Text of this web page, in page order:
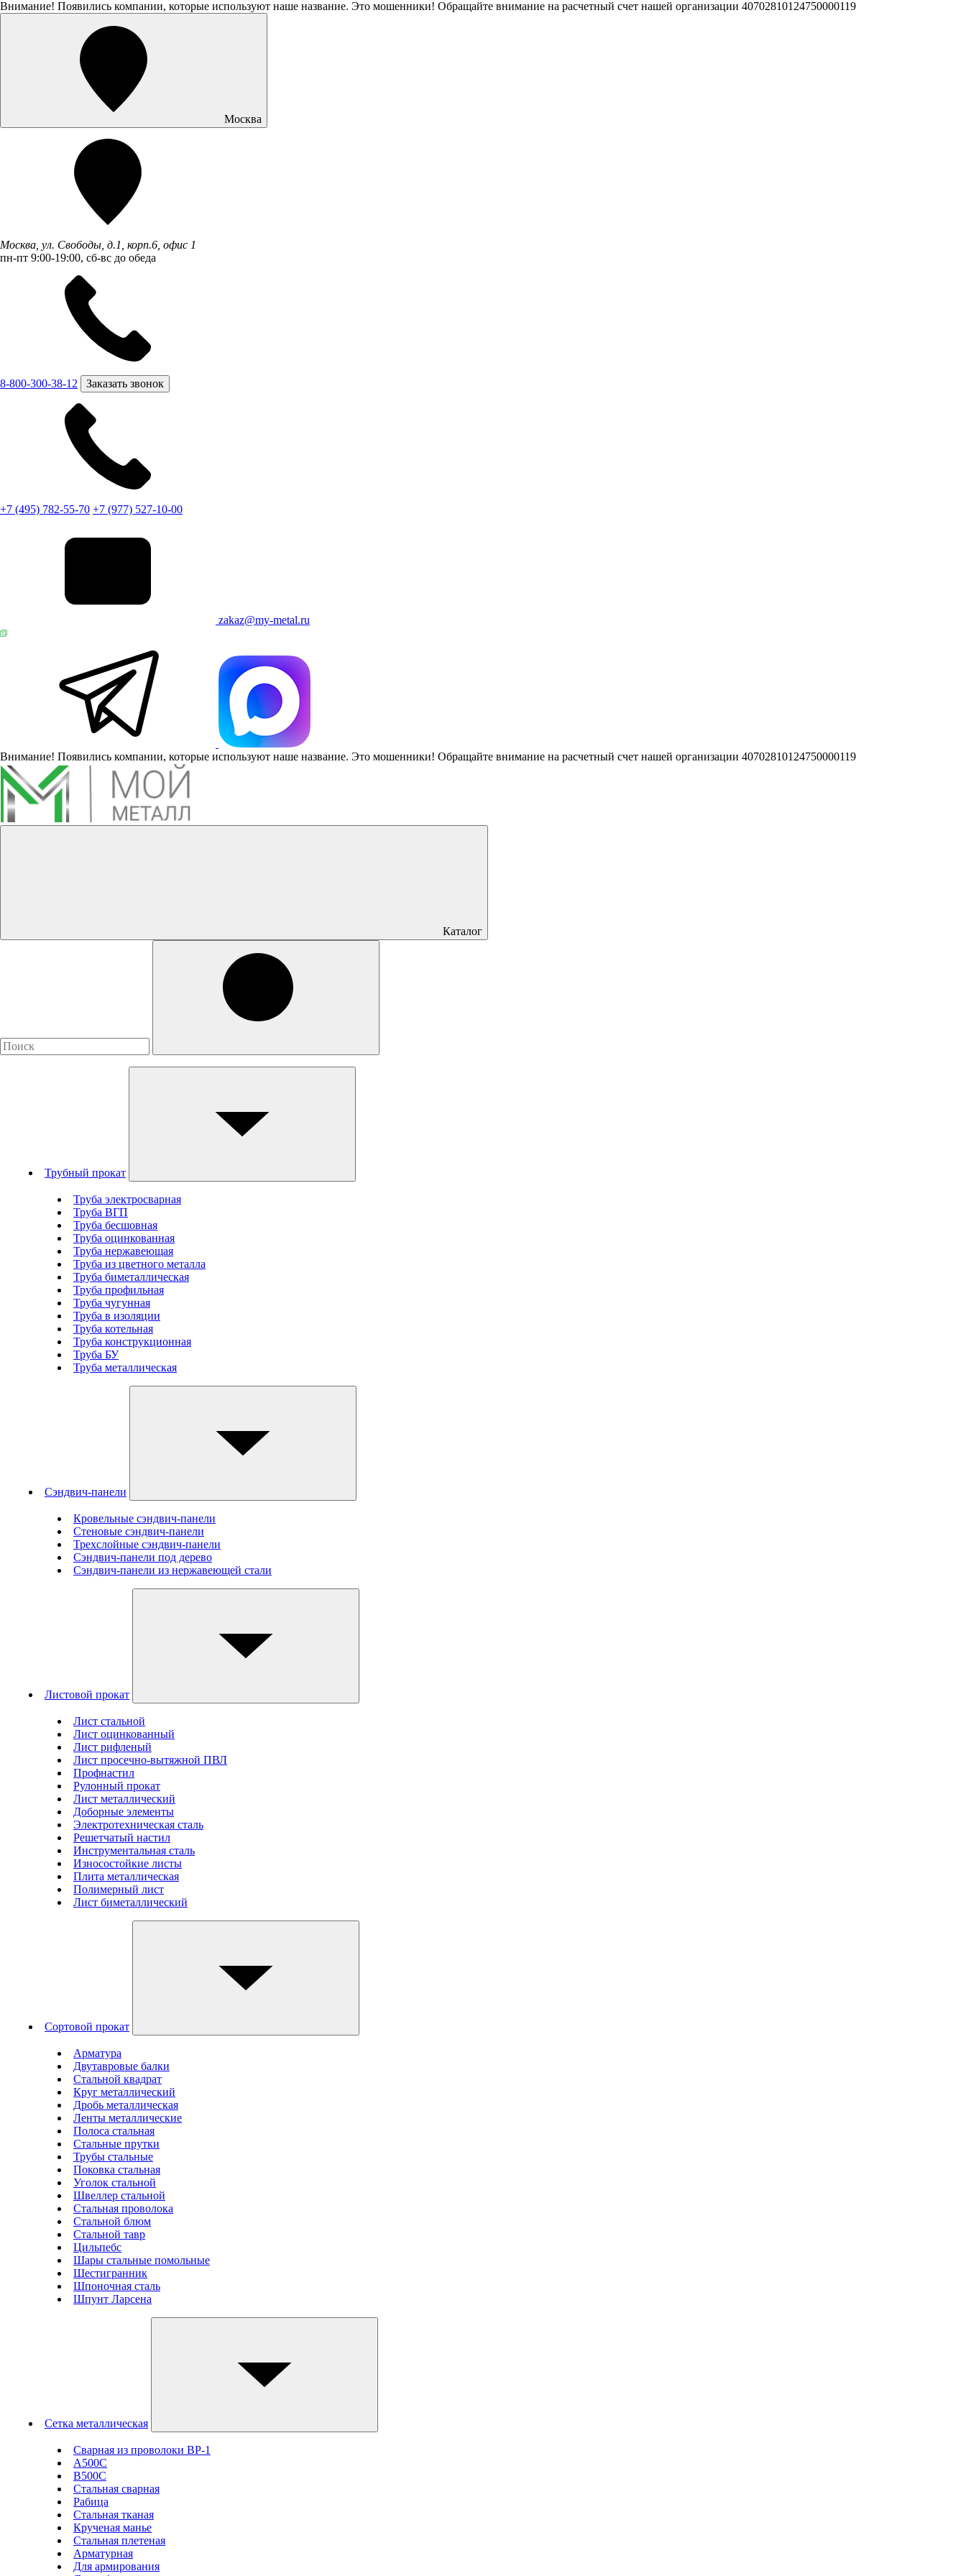
Внимание! Появились компании, которые используют наше название. Это мошенники! Обращайте внимание на расчетный счет нашей организации 40702810124750000119
Москва
Москва, ул. Свободы, д.1, корп.6, офис 1
пн-пт 9:00-19:00, сб-вс до обеда
8-800-300-38-12 Заказать звонок
+7 (495) 782-55-70 +7 (977) 527-10-00
zakaz@my-metal.ru
Внимание! Появились компании, которые используют наше название. Это мошенники! Обращайте внимание на расчетный счет нашей организации 40702810124750000119
Каталог
Трубный прокат
Труба электросварная
Труба ВГП
Труба бесшовная
Труба оцинкованная
Труба нержавеющая
Труба из цветного металла
Труба биметаллическая
Труба профильная
Труба чугунная
Труба в изоляции
Труба котельная
Труба конструкционная
Труба БУ
Труба металлическая
Сэндвич-панели
Кровельные сэндвич-панели
Стеновые cэндвич-панели
Трехслойные сэндвич-панели
Сэндвич-панели под дерево
Сэндвич-панели из нержавеющей стали
Листовой прокат
Лист стальной
Лист оцинкованный
Лист рифленый
Лист просечно-вытяжной ПВЛ
Профнастил
Рулонный прокат
Лист металлический
Доборные элементы
Электротехническая сталь
Решетчатый настил
Инструментальная сталь
Износостойкие листы
Плита металлическая
Полимерный лист
Лист биметаллический
Сортовой прокат
Арматура
Двутавровые балки
Стальной квадрат
Круг металлический
Дробь металлическая
Ленты металлические
Полоса стальная
Стальные прутки
Трубы стальные
Поковка стальная
Уголок стальной
Швеллер стальной
Стальная проволока
Стальной блюм
Стальной тавр
Цильпебс
Шары стальные помольные
Шестигранник
Шпоночная сталь
Шпунт Ларсена
Сетка металлическая
Сварная из проволоки ВР-1
А500С
В500С
Стальная сварная
Рабица
Стальная тканая
Крученая манье
Стальная плетеная
Арматурная
Для армирования